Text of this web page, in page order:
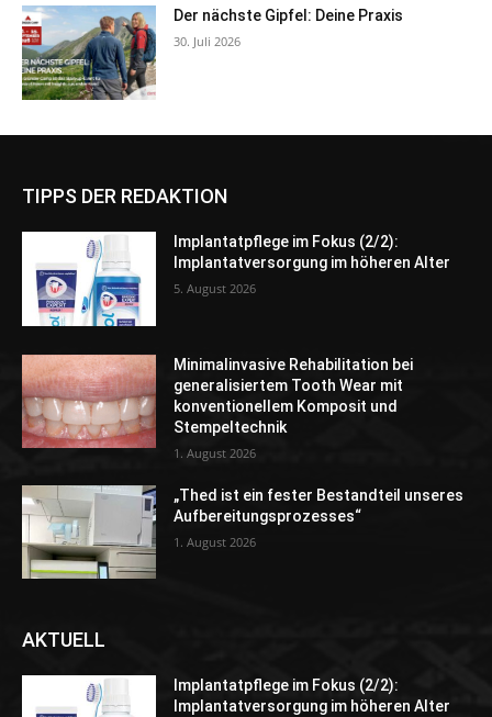
Der nächste Gipfel: Deine Praxis
30. Juli 2026
TIPPS DER REDAKTION
Implantatpflege im Fokus (2/2):
Implantatversorgung im höheren Alter
5. August 2026
Minimalinvasive Rehabilitation bei
generalisiertem Tooth Wear mit
konventionellem Komposit und
Stempeltechnik
1. August 2026
„Thed ist ein fester Bestandteil unseres
Aufbereitungsprozesses“
1. August 2026
AKTUELL
Implantatpflege im Fokus (2/2):
Implantatversorgung im höheren Alter